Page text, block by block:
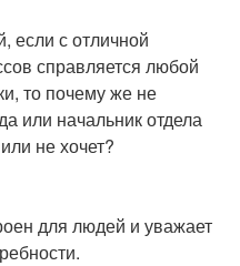
если с отличной
справляется любой
то почему же не
или начальник отдела
не хочет?
для людей и уважает